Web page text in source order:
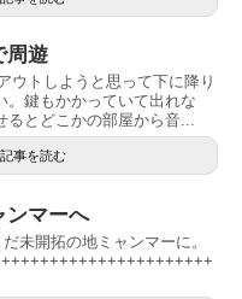
周遊
ウトしようと思って下に降り
。鍵もかかっていて出れな
るとどこかの部屋から音...
記事を読む
ンマーへ
未開拓の地ミャンマーに。